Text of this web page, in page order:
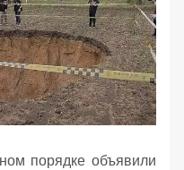
порядке объявили